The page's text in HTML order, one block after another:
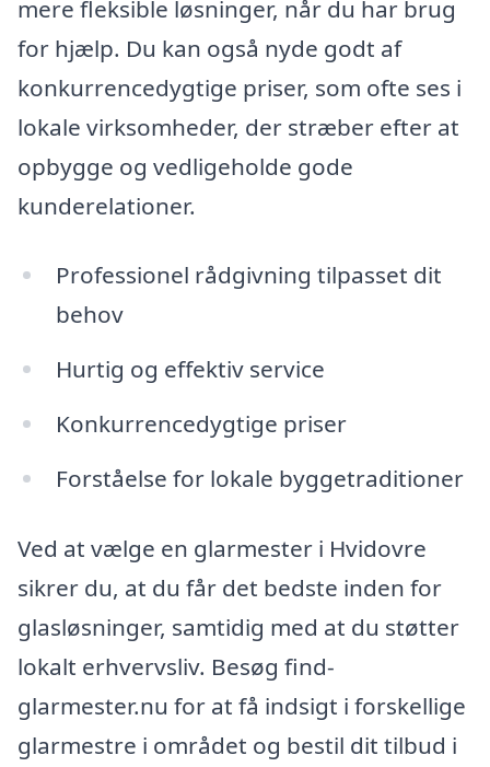
mere fleksible løsninger, når du har brug
for hjælp. Du kan også nyde godt af
konkurrencedygtige priser, som ofte ses i
lokale virksomheder, der stræber efter at
opbygge og vedligeholde gode
kunderelationer.
Professionel rådgivning tilpasset dit
behov
Hurtig og effektiv service
Konkurrencedygtige priser
Forståelse for lokale byggetraditioner
Ved at vælge en glarmester i Hvidovre
sikrer du, at du får det bedste inden for
glasløsninger, samtidig med at du støtter
lokalt erhvervsliv. Besøg find-
glarmester.nu for at få indsigt i forskellige
glarmestre i området og bestil dit tilbud i